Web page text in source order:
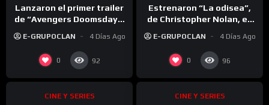
Lanzaron el primer trailer
de “Avengers Doomsday”:
América a la irrupción de
los X-Men
E-GRUPOCLAN 4 Días Ago
0 92
Estrenaron “La odisea”,
de Christopher Nolan, en
público fue muy distinta a
la que muchos esperaban
E-GRUPOCLAN 4 Días Ago
0 96
CINE Y SERIES CINE Y SERIES